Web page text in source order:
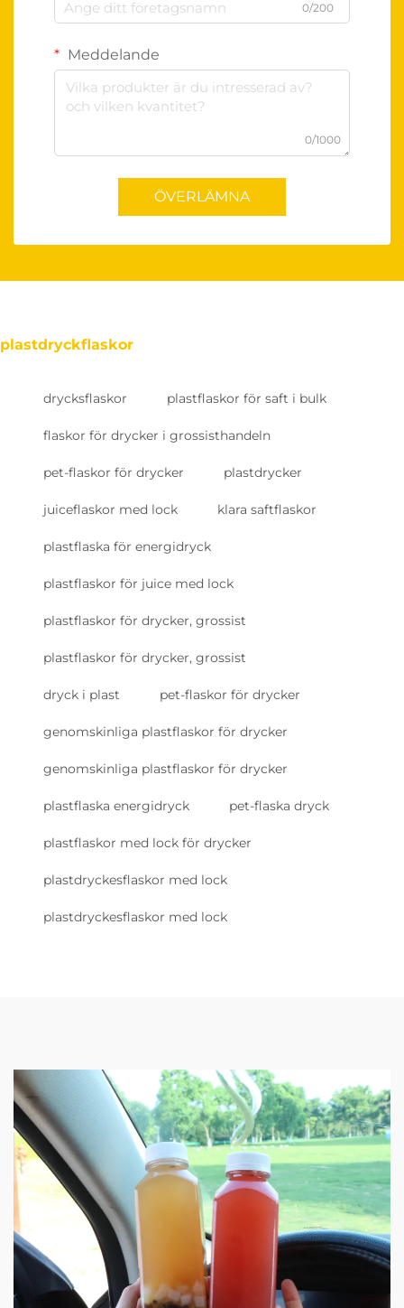
0/200
Meddelande
0/1000
ÖVERLÄMNA
plastdryckflaskor
drycksflaskor plastflaskor för saft i bulk
flaskor för drycker i grossisthandeln
pet-flaskor för drycker plastdrycker
juiceflaskor med lock klara saftflaskor
plastflaska för energidryck
plastflaskor för juice med lock
plastflaskor för drycker, grossist
plastflaskor för drycker, grossist
dryck i plast pet-flaskor för drycker
genomskinliga plastflaskor för drycker
genomskinliga plastflaskor för drycker
plastflaska energidryck pet-flaska dryck
plastflaskor med lock för drycker
plastdryckesflaskor med lock
plastdryckesflaskor med lock